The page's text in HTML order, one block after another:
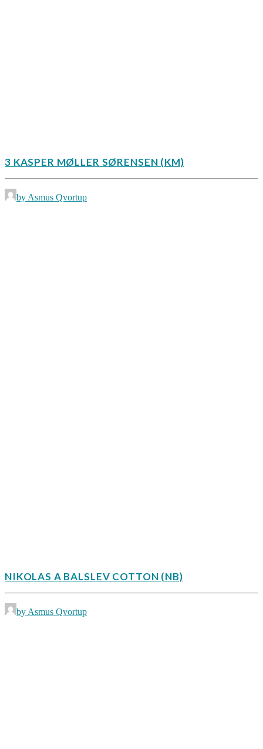
3 KASPER MØLLER SØRENSEN (KM)
by Asmus Qvortup
NIKOLAS A BALSLEV COTTON (NB)
by Asmus Qvortup